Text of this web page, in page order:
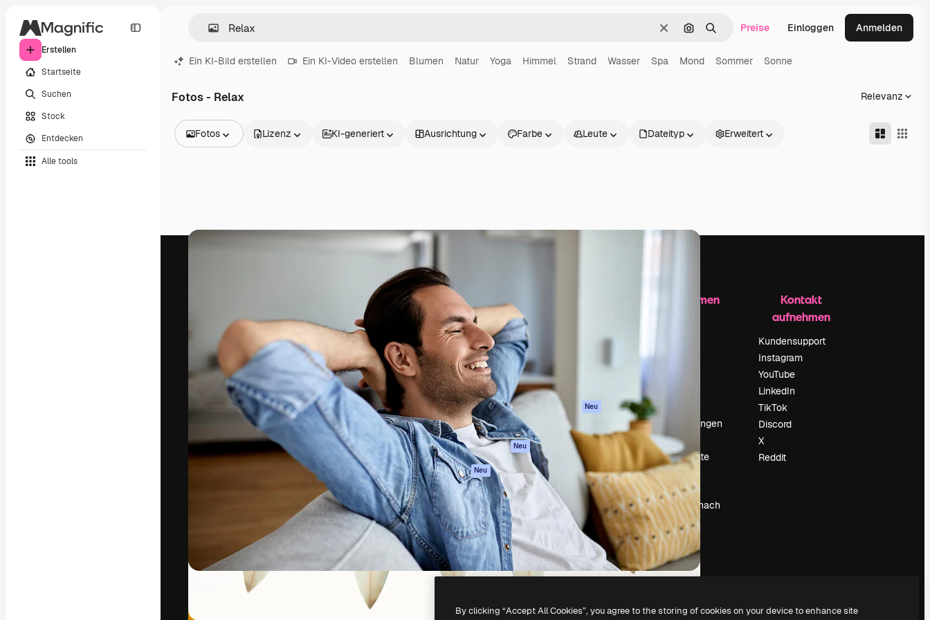
Erstellen
Startseite
Suchen
Stock
Entdecken
Alle tools
LöschenNach Bild suchen
SuchenPreise Einloggen Anmelden
Ein KI-Bild erstellen Ein KI-Video erstellen Blumen Natur Yoga Himmel Strand Wasser Spa Mond Sommer Sonne
Fotos - Relax Relevanz
Fotos
Videos
Lizenz KI-generiert Ausrichtung Farbe Leute Dateityp Erweitert
Die kreative Plattform, um deine beste
Arbeit zu verwirklichen. Mehr als 1 Million
Abonnenten unter Kreativen, Unternehmen,
Agenturen und Studios.
Deutsch
Produkte
Spaces
KI-Assistent
KI-Bildgenerator
KI-Videogenerator
KI-
Stimmengenerator
Stock-Inhalte
MCP für
Claude/ChatGPT
Neu
Agenten Neu
API
Mobile App
Alle Magnific-Tools
Dokumentation
AGB
Datenschutzerklärung
Originale
Neu
Cookie-Richtlinie
Vertrauenszentrum
Partner
Unternehmen
Unternehmen
Reviews
Blog
Veranstaltungen
Slidesgo
Deine Inhalte
verkaufen
Pressesaal
Suchst du nach
magnific.ai
Kontakt
aufnehmen
Kundensupport
Instagram
YouTube
LinkedIn
TikTok
Discord
X
Reddit
Freepik Company S.L.U. Alle Rechte vorbehalten
By clicking “Accept All Cookies”, you agree to the storing of cookies on your device to enhance site